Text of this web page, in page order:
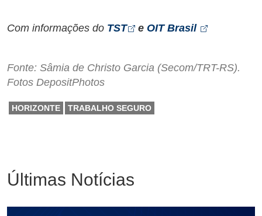
Com informações do TST Abre em nova aba
e OIT Brasil Abre em
Fonte: Sâmia de Christo Garcia (Secom/TRT-RS).
Fotos DepositPhotos
HORIZONTE TRABALHO SEGURO
Últimas Notícias